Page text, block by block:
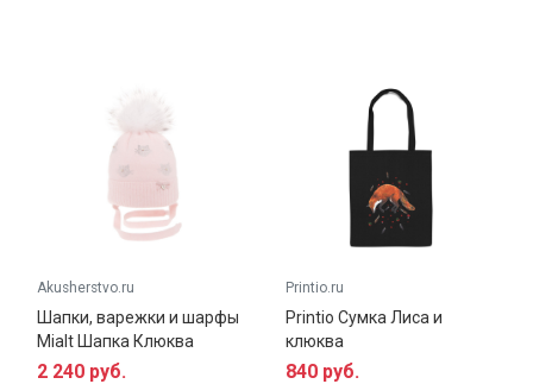
Akusherstvo.ru
Шапки, варежки и шарфы
Mialt Шапка Клюква
2 240 руб.
Printio.ru
Printio Сумка Лиса и
клюква
840 руб.